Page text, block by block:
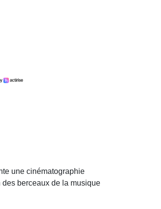
une cinématographie
berceaux de la musique